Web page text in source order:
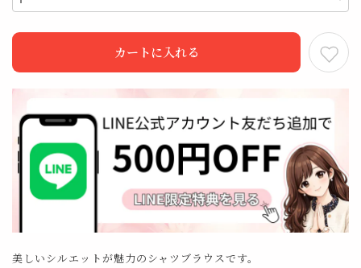
カートに入れる
美しいシルエットが魅力のシャツブラウスです。